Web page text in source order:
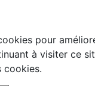
pour
à visiter ce
cookies.